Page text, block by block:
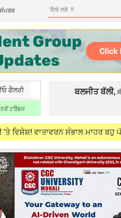
ਸੰਪਰਕ
ਗੈਲਰੀ
ਨਵੇਂ ਟਰੈਂਡਜ
ਬਲਜੀਤ ਬੱਲੀ,
ਸੰਭਾਲ ਮਾਹਰ ਬਹੁ ਪੱਖੀ